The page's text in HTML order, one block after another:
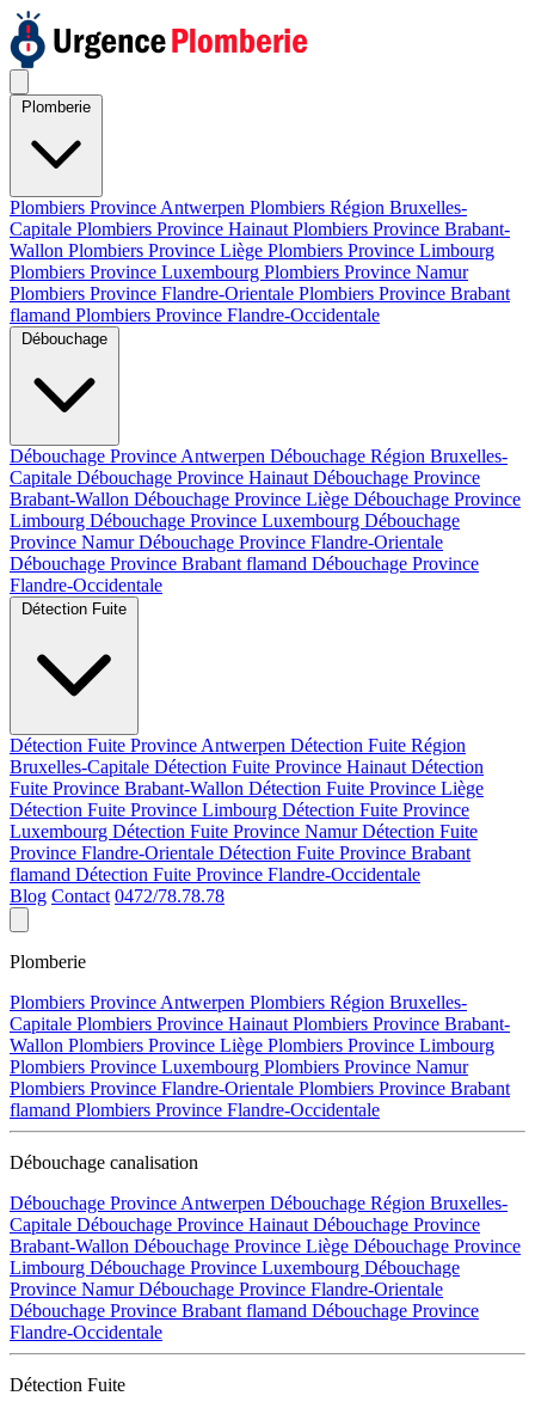
Plombiers Province Antwerpen Plombiers Région Bruxelles-
Capitale Plombiers Province Hainaut Plombiers Province Brabant-
Wallon Plombiers Province Liège Plombiers Province Limbourg
Plombiers Province Luxembourg Plombiers Province Namur
Plombiers Province Flandre-Orientale Plombiers Province Brabant
flamand Plombiers Province Flandre-Occidentale
Débouchage Province Antwerpen Débouchage Région Bruxelles-
Capitale Débouchage Province Hainaut Débouchage Province
Brabant-Wallon Débouchage Province Liège Débouchage Province
Limbourg Débouchage Province Luxembourg Débouchage
Province NamurDébouchage Province Flandre-Orientale
Débouchage Province Brabant flamand Débouchage Province
Flandre-Occidentale
Détection Fuite Province Antwerpen Détection Fuite Région
Bruxelles-Capitale Détection Fuite Province Hainaut Détection
Fuite Province Brabant-Wallon Détection Fuite Province Liège
Détection Fuite Province Limbourg Détection Fuite Province
Luxembourg Détection Fuite Province NamurDétection Fuite
Province Flandre-Orientale Détection Fuite Province Brabant
flamand Détection Fuite Province Flandre-Occidentale
Blog Contact 0472/78.78.78
Plomberie
Plombiers Province Antwerpen Plombiers Région Bruxelles-
Capitale Plombiers Province Hainaut Plombiers Province Brabant-
Wallon Plombiers Province Liège Plombiers Province Limbourg
Plombiers Province Luxembourg Plombiers Province Namur
Plombiers Province Flandre-Orientale Plombiers Province Brabant
flamand Plombiers Province Flandre-Occidentale
Débouchage canalisation
Débouchage Province Antwerpen Débouchage Région Bruxelles-
Capitale Débouchage Province Hainaut Débouchage Province
Brabant-Wallon Débouchage Province Liège Débouchage Province
Limbourg Débouchage Province Luxembourg Débouchage
Province NamurDébouchage Province Flandre-Orientale
Débouchage Province Brabant flamand Débouchage Province
Flandre-Occidentale
Détection Fuite